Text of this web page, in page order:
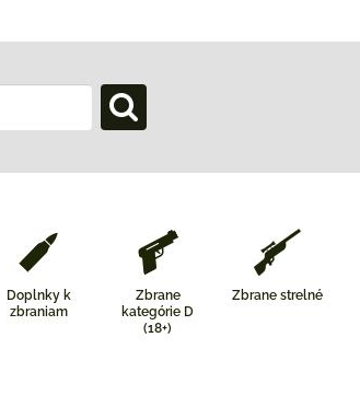
Doplnky k
zbraniam
Zbrane
kategórie D
(18+)
Zbrane strelné